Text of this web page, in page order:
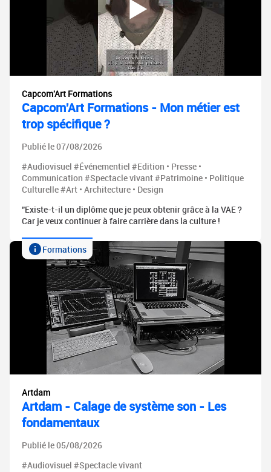
Capcom'Art Formations
Capcom'Art Formations - Mon métier est
trop spécifique ?
Publié le 07/08/2026
#Audiovisuel #Événementiel #Edition • Presse •
Communication #Spectacle vivant #Patrimoine • Politique
Culturelle #Art • Architecture • Design
"Existe-t-il un diplôme que je peux obtenir grâce à la VAE ?
Car je veux continuer à faire carrière dans la culture !
Formations
Artdam
Artdam - Calage de système son - Les
fondamentaux
Publié le 05/08/2026
#Audiovisuel #Spectacle vivant